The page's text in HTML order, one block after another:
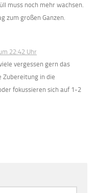
muss noch mehr wachsen.
zum großen Ganzen.
22:42 Uhr
vergessen gern das
Zubereitung in die
fokussieren sich auf 1-2